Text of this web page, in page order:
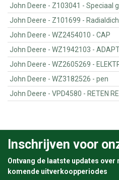
John Deere -
John Deere - Z101699 -
John Deere - WZ2454010 - CAP
John Deere -
John Deere -
John Deere - WZ3182526 - pen
John Deere - VPD4580
Inschrijven voor
Ontvang de laatste updates over
komende uitverkoopperiodes